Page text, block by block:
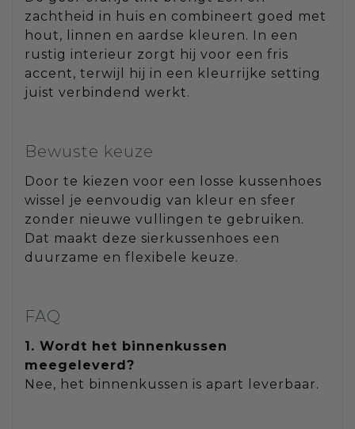
zachtheid in huis en combineert goed met
hout, linnen en aardse kleuren. In een
rustig interieur zorgt hij voor een fris
accent, terwijl hij in een kleurrijke setting
juist verbindend werkt.
Bewuste keuze
Door te kiezen voor een losse kussenhoes
wissel je eenvoudig van kleur en sfeer
zonder nieuwe vullingen te gebruiken.
Dat maakt deze sierkussenhoes een
duurzame en flexibele keuze.
FAQ
1. Wordt het binnenkussen
meegeleverd?
Nee, het binnenkussen is apart leverbaar.